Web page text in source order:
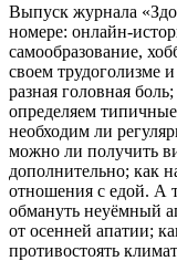
Выпуск журнала
номере: онлайн-
самообразование,
своем трудоголизме
разная головная
определяем
необходим ли
можно ли получить
дополнительно; как
отношения с едой. А
обмануть неуёмный
от осенней апатии;
противостоять